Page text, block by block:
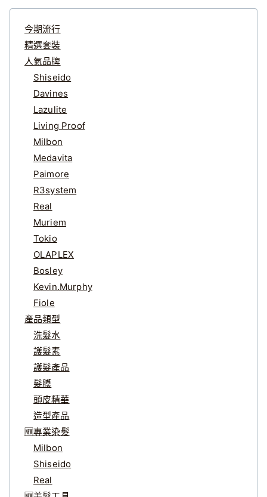
今期流行
精選套裝
人氣品牌
Shiseido
Davines
Lazulite
Living Proof
Milbon
Medavita
Paimore
R3system
Real
Muriem
Tokio
OLAPLEX
Bosley
Kevin.Murphy
Fiole
產品類型
洗髮水
護髮素
護髮產品
髮膜
頭皮精華
造型產品
🆕專業染髮
Milbon
Shiseido
Real